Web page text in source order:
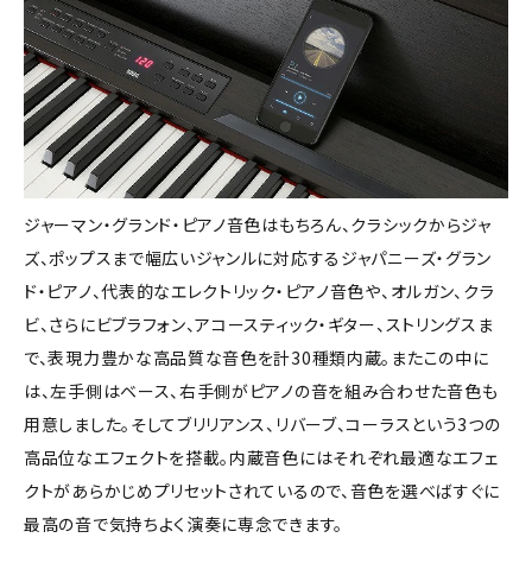
ジャーマン・グランド・ピアノ音色はもちろん、クラシックからジャ
ズ、ポップスまで幅広いジャンルに対応するジャパニーズ・グラン
ド・ピアノ、代表的なエレクトリック・ピアノ音色や、オルガン、クラ
ビ、さらにビブラフォン、アコースティック・ギター、ストリングスま
で、表現力豊かな高品質な音色を計30種類内蔵。またこの中に
は、左手側はベース、右手側がピアノの音を組み合わせた音色も
用意しました。そしてブリリアンス、リバーブ、コーラスという3つの
高品位なエフェクトを搭載。内蔵音色にはそれぞれ最適なエフェ
クトがあらかじめプリセットされているので、音色を選べばすぐに
最高の音で気持ちよく演奏に専念できます。